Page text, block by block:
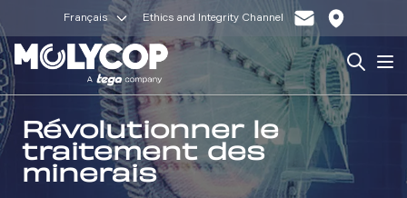
Français Ethics and Integrity Channel
Search
Révolutionner le
traitement des
minerais